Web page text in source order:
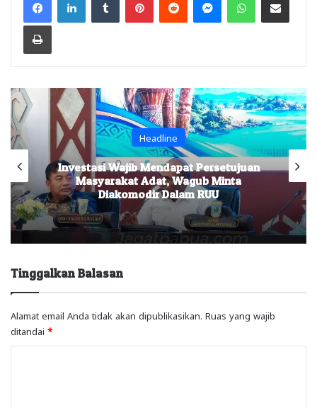
Print
Headline
Investasi Wajib Mendapat Persetujuan
Masyarakat Adat, Wagub Minta
Diakomodir Dalam RUU
Tinggalkan Balasan
Alamat email Anda tidak akan dipublikasikan. Ruas yang wajib
ditandai *